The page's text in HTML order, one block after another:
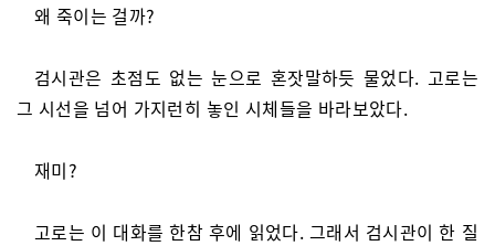
왜 죽이는 걸까?
검시관은 초점도 없는 눈으로 혼잣말하듯 물었다. 고로는
그 시선을 넘어 가지런히 놓인 시체들을 바라보았다.
재미?
고로는 이 대화를 한참 후에 읽었다. 그래서 검시관이 한 질